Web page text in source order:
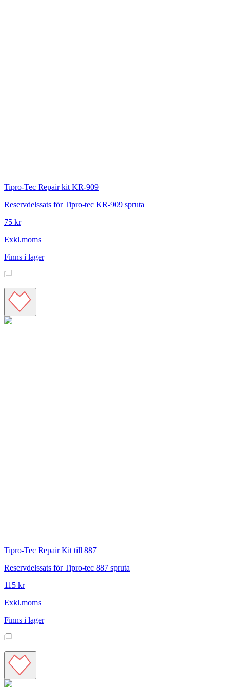
Tipro-Tec Repair kit KR-909
Reservdelssats för Tipro-tec KR-909 spruta
75 kr
Exkl.moms
Finns i lager
Tipro-Tec Repair Kit till 887
Reservdelssats för Tipro-tec 887 spruta
115 kr
Exkl.moms
Finns i lager